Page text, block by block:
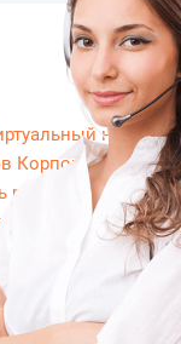
номер
Корпоративный
разговоров
Обратный